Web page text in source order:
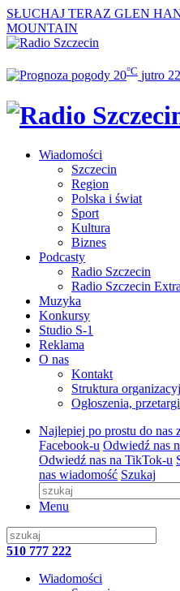
SŁUCHAJ TERAZ GLEN
MOUNTAIN
20°C jutro 22
Wiadomości
Szczecin
Region
Polska i świat
Sport
Kultura
Biznes
Podcasty
Radio Szczecin
Radio Szczecin Extra
Muzyka
Konkursy
Studio S-1
Reklama
O nas
Kontakt
Struktura
Ogłoszenia, przetargi
Najlepiej po prostu do nas
Facebook-u Odwiedź nas
Odwiedź nas na TikTok-u
nas wiadomość Szukaj
Menu
510 777 222
Wiadomości